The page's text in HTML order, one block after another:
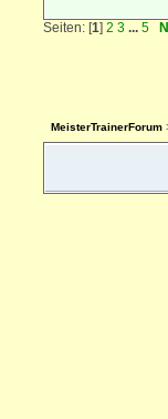
Seiten: [1]2 3 ...5
MeisterTrainerForum